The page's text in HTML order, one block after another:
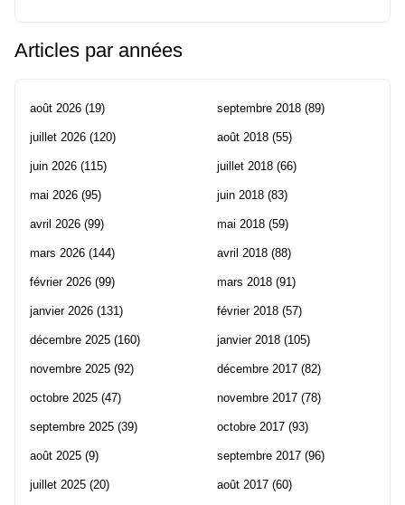
Articles par années
août 2026 (19)
juillet 2026 (120)
juin 2026 (115)
mai 2026 (95)
avril 2026 (99)
mars 2026 (144)
février 2026 (99)
janvier 2026 (131)
décembre 2025 (160)
novembre 2025 (92)
octobre 2025 (47)
septembre 2025 (39)
août 2025 (9)
juillet 2025 (20)
septembre 2018 (89)
août 2018 (55)
juillet 2018 (66)
juin 2018 (83)
mai 2018 (59)
avril 2018 (88)
mars 2018 (91)
février 2018 (57)
janvier 2018 (105)
décembre 2017 (82)
novembre 2017 (78)
octobre 2017 (93)
septembre 2017 (96)
août 2017 (60)